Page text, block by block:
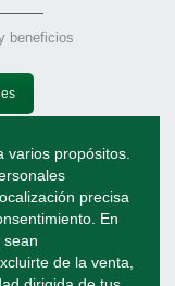
varios propósitos.
precisa
En
sean
de la venta,
beneficios